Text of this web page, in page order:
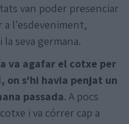
van poder presenciar
a l'esdeveniment,
seva germana.
va agafar el cotxe per
on s'hi havia penjat un
passada. A pocs
i va córrer cap a